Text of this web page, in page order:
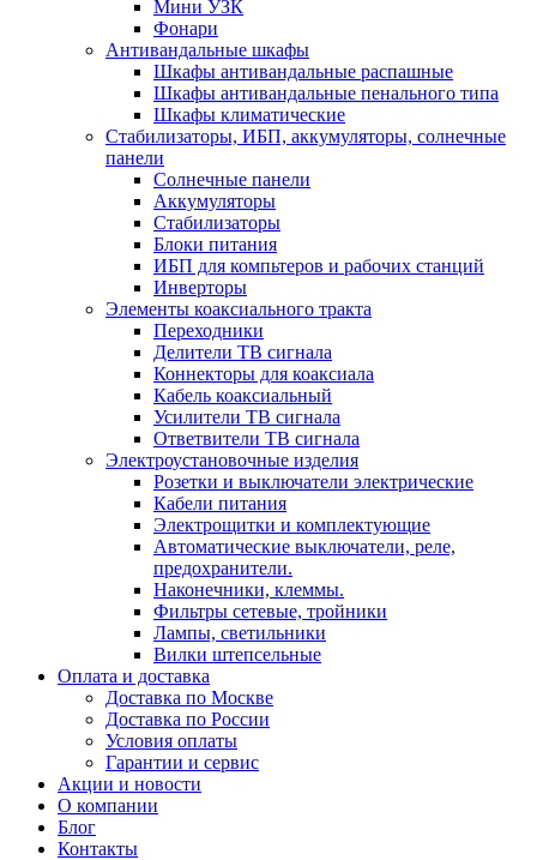
Мини УЗК
Фонари
Антивандальные шкафы
Шкафы антивандальные распашные
Шкафы антивандальные пенального типа
Шкафы климатические
Стабилизаторы, ИБП, аккумуляторы, солнечные
панели
Солнечные панели
Аккумуляторы
Стабилизаторы
Блоки питания
ИБП для компьтеров и рабочих станций
Инверторы
Элементы коаксиального тракта
Переходники
Делители ТВ сигнала
Коннекторы для коаксиала
Кабель коаксиальный
Усилители ТВ сигнала
Ответвители ТВ сигнала
Электроустановочные изделия
Розетки и выключатели электрические
Кабели питания
Электрощитки и комплектующие
Автоматические выключатели, реле,
предохранители.
Наконечники, клеммы.
Фильтры сетевые, тройники
Лампы, светильники
Вилки штепсельные
Оплата и доставка
Доставка по Москве
Доставка по России
Условия оплаты
Гарантии и сервис
Акции и новости
О компании
Блог
Контакты